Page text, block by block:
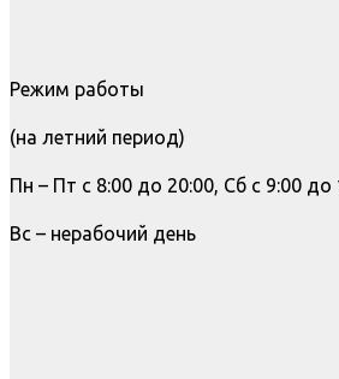
Режим работы
(на летний период)
Пн – Пт с 8:00 до 20:00, Сб с 9:00 до
Вс – нерабочий день